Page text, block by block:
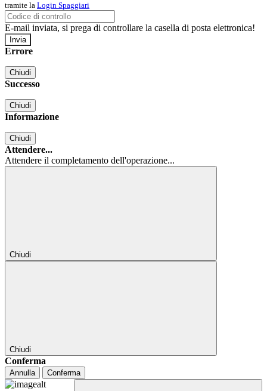
tramite la Login Spaggiari
E-mail inviata, si prega di controllare la casella di posta elettronica!
Errore
Chiudi
Successo
Chiudi
Informazione
Chiudi
Attendere...
Attendere il completamento dell'operazione...
Chiudi
Chiudi
Conferma
Annulla Conferma